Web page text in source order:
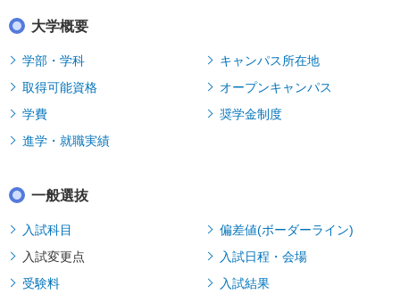
大学概要
学部・学科
キャンパス所在地
取得可能資格
オープンキャンパス
学費
奨学金制度
進学・就職実績
一般選抜
入試科目
偏差値(ボーダーライン)
入試変更点
入試日程・会場
受験料
入試結果